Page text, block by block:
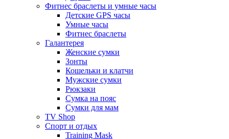
Фитнес браслеты и умные часы
Детские GPS часы
Умные часы
Фитнес браслеты
Галантерея
Женские сумки
Зонты
Кошельки и клатчи
Мужские сумки
Рюкзаки
Сумка на пояс
Сумки для мам
TV Shop
Спорт и отдых
Training Mask